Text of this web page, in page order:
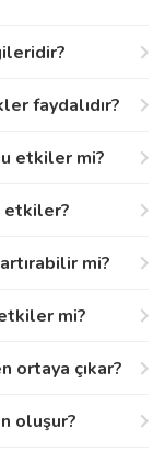
faydalıdır?
etkiler mi?
etkiler?
mi?
mi?
ortaya çıkar?
oluşur?